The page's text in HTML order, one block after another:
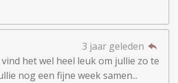
3 jaar geleden
het wel heel leuk om jullie zo te
nog een fijne week samen...